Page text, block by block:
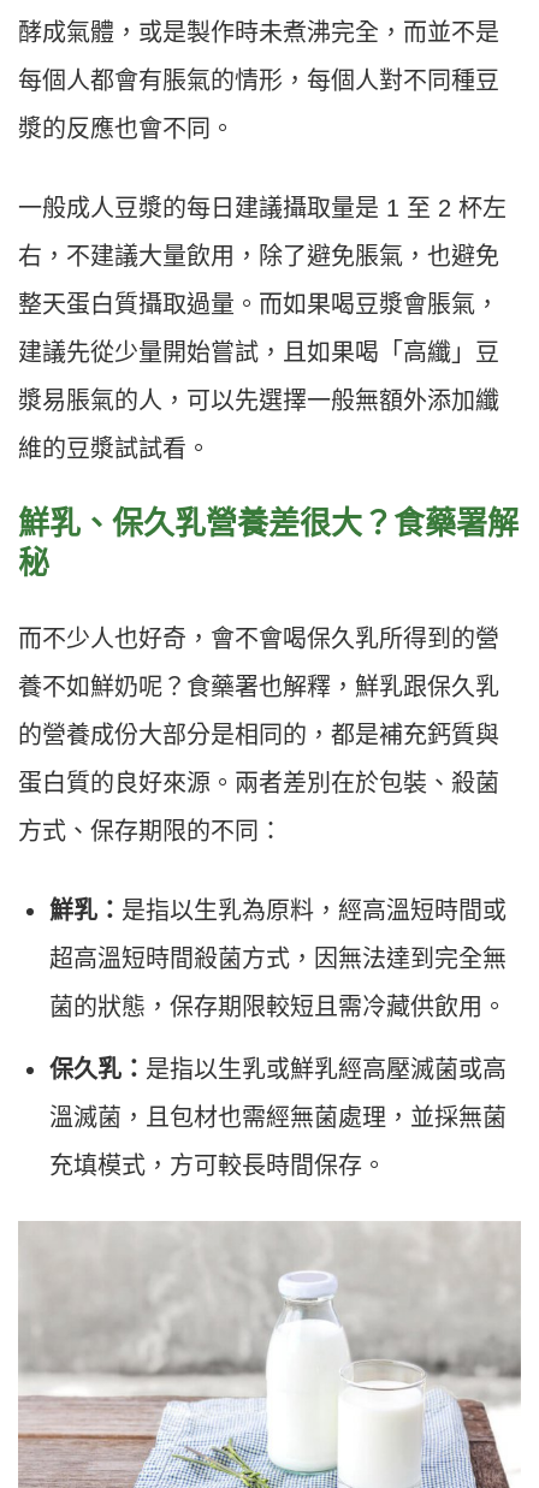
酵成氣體，或是製作時未煮沸完全，而並不是
每個人都會有脹氣的情形，每個人對不同種豆
漿的反應也會不同。
一般成人豆漿的每日建議攝取量是 1 至 2 杯左
右，不建議大量飲用，除了避免脹氣，也避免
整天蛋白質攝取過量。而如果喝豆漿會脹氣，
建議先從少量開始嘗試，且如果喝「高纖」豆
漿易脹氣的人，可以先選擇一般無額外添加纖
維的豆漿試試看。
鮮乳、保久乳營養差很大？食藥署解
秘
而不少人也好奇，會不會喝保久乳所得到的營
養不如鮮奶呢？食藥署也解釋，鮮乳跟保久乳
的營養成份大部分是相同的，都是補充鈣質與
蛋白質的良好來源。兩者差別在於包裝、殺菌
方式、保存期限的不同：
鮮乳： 是指以生乳為原料，經高溫短時間或
超高溫短時間殺菌方式，因無法達到完全無
菌的狀態，保存期限較短且需冷藏供飲用。
保久乳： 是指以生乳或鮮乳經高壓滅菌或高
溫滅菌，且包材也需經無菌處理，並採無菌
充填模式，方可較長時間保存。